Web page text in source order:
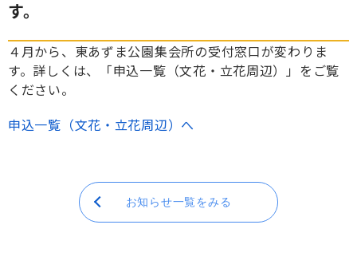
す。
４月から、東あずま公園集会所の受付窓口が変わりま
す。詳しくは、「申込一覧（文花・立花周辺）」をご覧
ください。
申込一覧（文花・立花周辺）へ
お知らせ一覧をみる